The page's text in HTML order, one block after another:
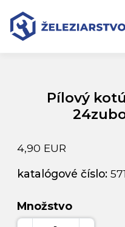
Preskočiť na obsah
Preskočiť na hlavné
Úvodná stránka
Pílový kotúč 115×22,2mm
Pílový
4,90 EUR
katalógové číslo:
Množstvo